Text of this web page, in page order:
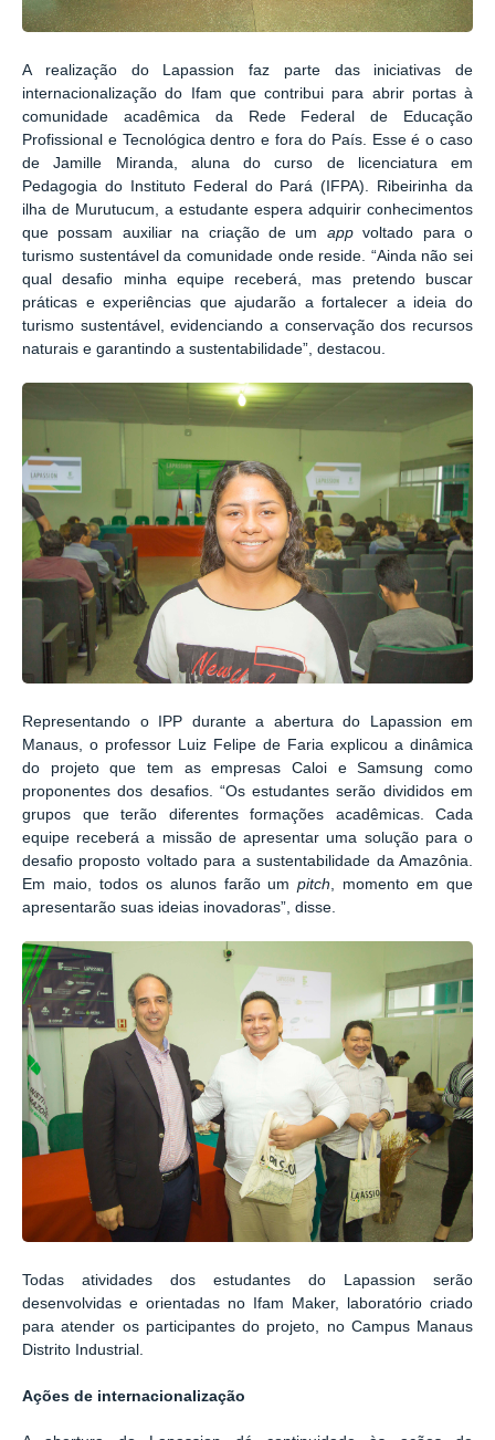
A realização do Lapassion faz parte das iniciativas de
internacionalização do Ifam que contribui para abrir portas à
comunidade acadêmica da Rede Federal de Educação
Profissional e Tecnológica dentro e fora do País. Esse é o caso
de Jamille Miranda, aluna do curso de licenciatura em
Pedagogia do Instituto Federal do Pará (IFPA). Ribeirinha da
ilha de Murutucum, a estudante espera adquirir conhecimentos
que possam auxiliar na criação de um appvoltado para o
turismo sustentável da comunidade onde reside. “Ainda não sei
qual desafio minha equipe receberá, mas pretendo buscar
práticas e experiências que ajudarão a fortalecer a ideia do
turismo sustentável, evidenciando a conservação dos recursos
naturais e garantindo a sustentabilidade”, destacou.
Representando o IPP durante a abertura do Lapassion em
Manaus, o professor Luiz Felipe de Faria explicou a dinâmica
do projeto que tem as empresas Caloi e Samsung como
proponentes dos desafios. “Os estudantes serão divididos em
grupos que terão diferentes formações acadêmicas. Cada
equipe receberá a missão de apresentar uma solução para o
desafio proposto voltado para a sustentabilidade da Amazônia.
Em maio, todos os alunos farão umpitch , momento em que
apresentarão suas ideias inovadoras”, disse.
Todas atividades dos estudantes do Lapassion serão
desenvolvidas e orientadas no Ifam Maker, laboratório criado
para atender os participantes do projeto, no Campus Manaus
Distrito Industrial.
Ações de internacionalização